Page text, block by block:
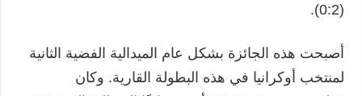
(0:2).
أصبحت هذه الجائزة بشكل عام الميدالية الفضية الثانية
لمنتخب أوكرانيا في هذه البطولة القارية. وكان